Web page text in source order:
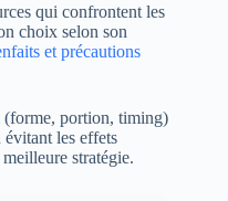
qui confrontent les
choix selon son
et précautions
(forme, portion, timing)
évitant les effets
stratégie.